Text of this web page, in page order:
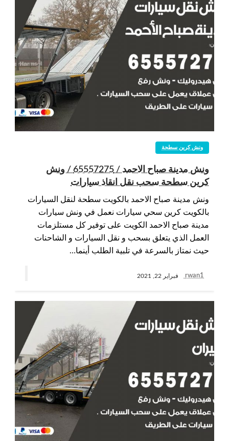
ونش كرين سطحة
ونش مدينة صباح الاحمد / 65557275 / ونش
كرين سطحة سحب نقل انقاذ سيارات
ونش مدينة صباح الاحمد بالكويت سطحة لنقل السيارات
بالكويت كرين سحي سيارات نعمل في ونش سيارات
مدينة صباح الاحمد الكويت على توفير كل مستلزمات
العمل الذي يتعلق بسحب و نقل السيارات و الشاحنات
حيث نمتاز بالسرعة في تلبية الطلب أينما…
rwan1 فبراير 22, 2021